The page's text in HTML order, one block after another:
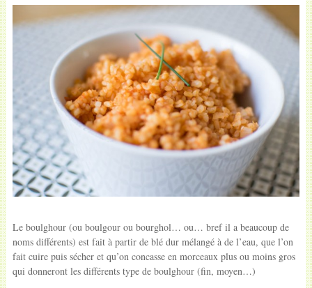
Le boulghour (ou boulgour ou bourghol… ou… bref il a beaucoup de
noms différents) est fait à partir de blé dur mélangé à de l’eau, que l’on
fait cuire puis sécher et qu’on concasse en morceaux plus ou moins gros
qui donneront les différents type de boulghour (fin, moyen…)